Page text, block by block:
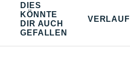
DIES
KÖNNTE
DIR AUCH
GEFALLEN
VERLAUF